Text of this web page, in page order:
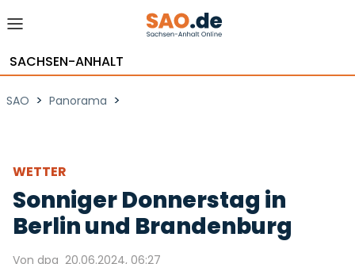
SACHSEN-ANHALT
SAO > Panorama >
WETTER
Sonniger Donnerstag in
Berlin und Brandenburg
Von dpa 20.06.2024, 06:27